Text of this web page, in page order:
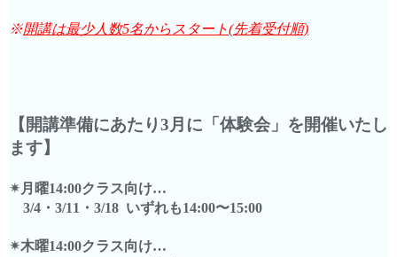
※開講は最少人数5名からスタート(先着受付順)
【開講準備にあたり3月に「体験会」を開催いたし
ます】
✴︎月曜14:00クラス向け…
3/4・3/11・3/18 いずれも14:00〜15:00
✴︎木曜14:00クラス向け…